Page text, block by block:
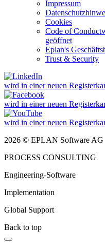
Impressum
Cookies
Code of Conduct
geöffnet
Eplan's
Trust & Security
wird in einer neuen
wird in einer neuen
wird in einer neuen
2026 © EPLAN Software AG
PROCESS CONSULTING
Engineering-Software
Implementation
Global Support
Back to top